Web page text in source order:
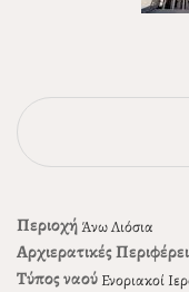
ΠεριοχήΆνω Λιόσια
Αρχιερατικές
Τύπος ναού Ενοριακοί